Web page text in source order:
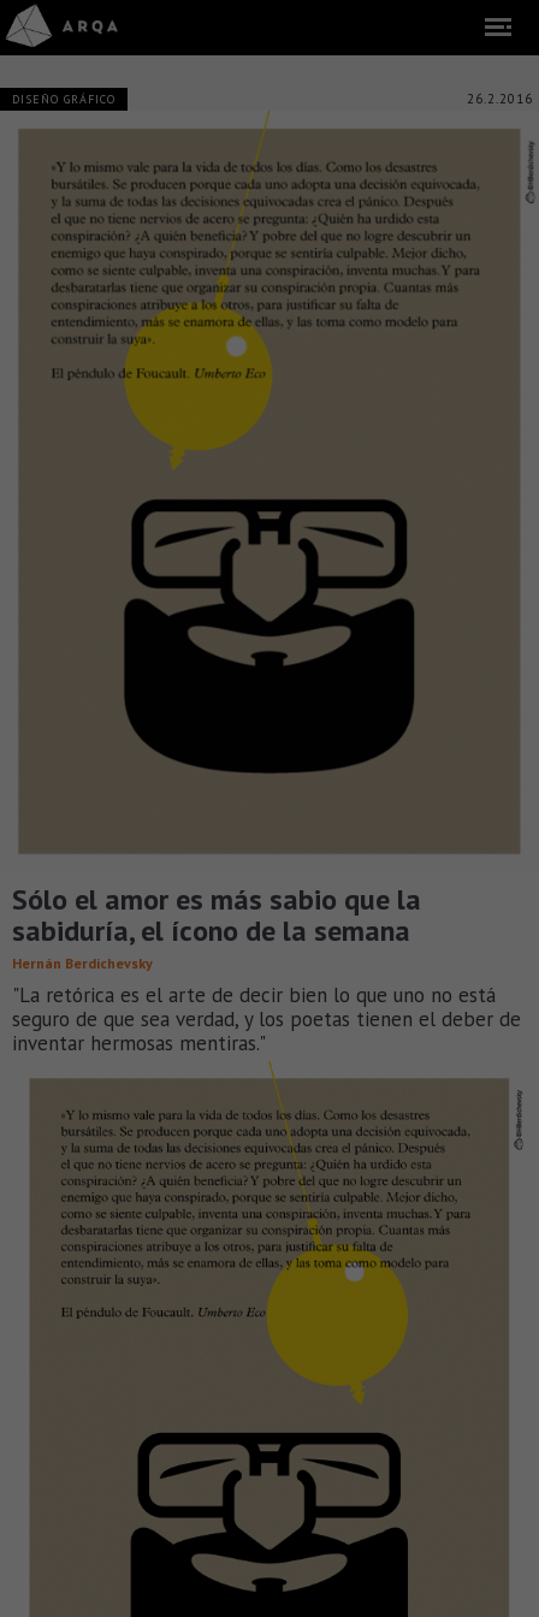
DISEÑO GRÁFICO 26.2.2016
Sólo el amor es más sabio que la
sabiduría, el ícono de la semana
Hernán Berdichevsky
"La retórica es el arte de decir bien lo que uno no está
seguro de que sea verdad, y los poetas tienen el deber de
inventar hermosas mentiras."